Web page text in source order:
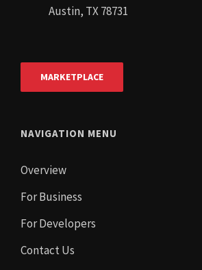
Austin, TX 78731
MARKETPLACE
NAVIGATION MENU
Overview
For Business
For Developers
Contact Us